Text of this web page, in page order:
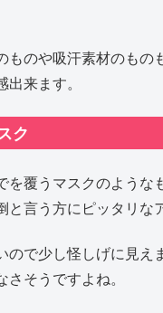
ものや吸汗素材のもの
来ます。
ク
を覆うマスクのような
言う方にピッタリな
ので少し怪しげに見え
そうですよね。